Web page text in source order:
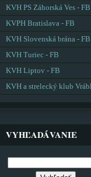
KVH PS Záhorská Ves - FB
KVPH Bratislava - FB
KVH Slovenská brána - FB
KVH Turiec - FB
KVH Liptov - FB
KVH a strelecký klub
VYHĽADÁVANIE